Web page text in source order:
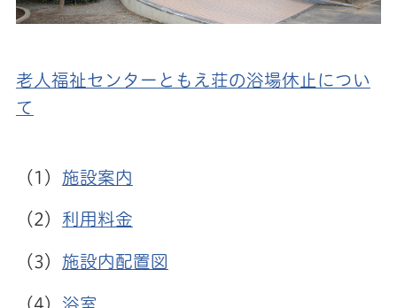
老人福祉センターともえ荘の浴場休止につい
て
（1） 施設案内
（2） 利用料金
（3） 施設内配置図
（4） 浴室